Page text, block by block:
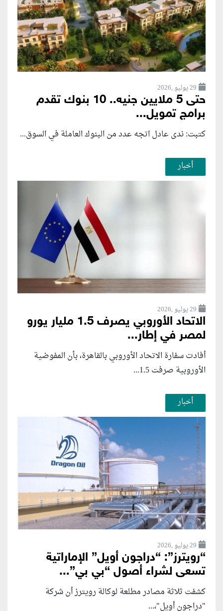
29 يوليو ,2026
حتى 5 ملايين جنيه.. 10 بنوك تقدم
برامج تمويل...
كتبت: ندى عادل اتجه عدد من البنوك العاملة في السوق...
أخبار
29 يوليو ,2026
الاتحاد الأوروبي يصرف 1.5 مليار يورو
لمصر في إطار...
أفادت سفارة الاتحاد الأوروبي بالقاهرة، بأن المفوضية
الأوروبية صرفت 1.5...
أخبار
29 يوليو ,2026
“رويترز”: “دراجون أويل” الإماراتية
تسعى لشراء أصول “بي بي”...
كشفت ثلاثة مصادر مطلعة لوكالة رويترز أن شركة
"دراجون أويل"،...